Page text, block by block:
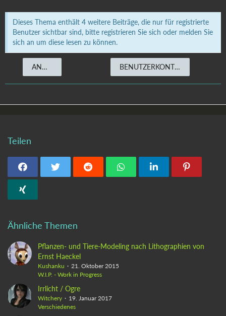
Dieses Thema enthält 4 weitere Beiträge, die nur für registrierte
Benutzer sichtbar sind, bitte registrieren Sie sich oder melden Sie
sich an um diese lesen zu können.
ANMELDEN BENUTZERKONTO ERSTELLEN
Teilen
Ähnliche Themen
Pflanzen- und Tiere-Modeling nach Lithographien von
Ernst Haeckel
Kushanku
21. Oktober 2015
W.I.P. - Work in Progress
Irrlicht / Ogre
Witchery
19. Januar 2017
Verschiedenes